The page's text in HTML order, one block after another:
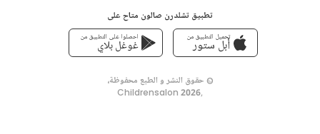
تطبيق تشلدرن صالون متاح على
تحميل التطبيق من
أبل ستور
احصلوا على التطبيق من
غوغل بلاي
© حقوق النشر و الطبع محفوظة،
,
Childrensalon 2026